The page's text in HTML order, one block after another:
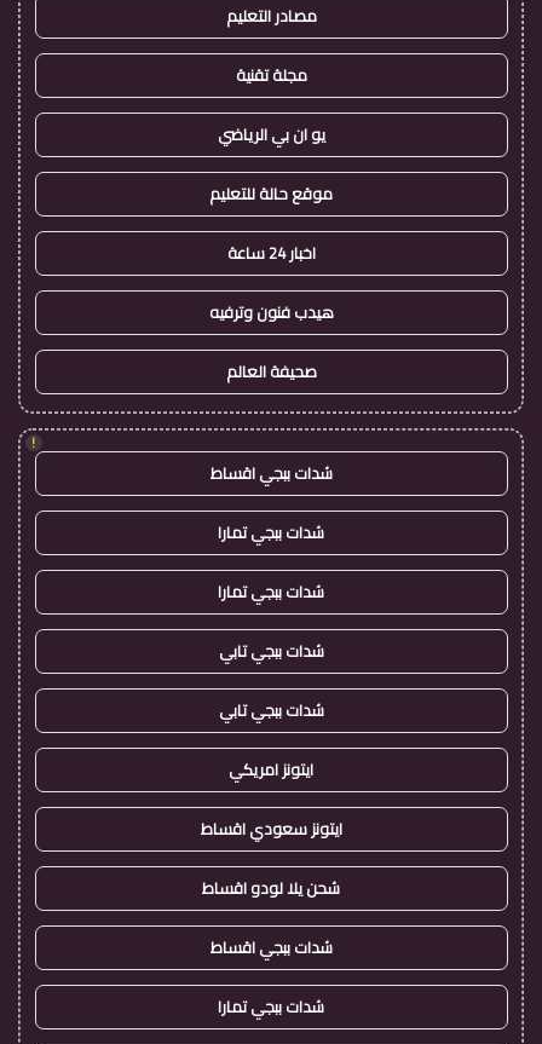
مصادر التعليم
مجلة تقنية
يو ان بي الرياضي
موقع حالة للتعليم
اخبار 24 ساعة
هيدب فنون وترفيه
صحيفة العالم
!
شدات ببجي اقساط
شدات ببجي تمارا
شدات ببجي تمارا
شدات ببجي تابي
شدات ببجي تابي
ايتونز امريكي
ايتونز سعودي اقساط
شحن يلا لودو اقساط
شدات ببجي اقساط
شدات ببجي تمارا